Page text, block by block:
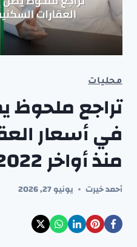
محليات
في أسعار
منذ أواخر 2022
أحمد خيرت يونيو 27, 2026